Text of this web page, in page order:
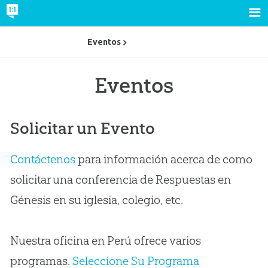
Eventos
Solicitar un Evento
Contáctenospara información acerca de como
solicitar una conferencia de Respuestas en
Génesis en su iglesia, colegio, etc.
Nuestra oficina en Perú ofrece varios
programas. Seleccione Su Programa
Eventos